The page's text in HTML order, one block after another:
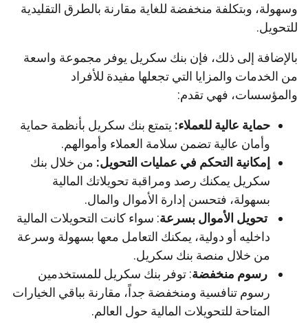
وسهولة، وبتكلفة منخفضة للغاية مقارنة بالطرق التقليدية
للتحويل.
بالإضافة إلى ذلك، فإن بنك سكريل يوفر مجموعة واسعة
من الخدمات والمزايا التي تجعلها مفيدة للأفراد
والمؤسسات، فهي تقدم:
حماية عالية للعملاء: يتمتع بنك سكريل بأنظمة حماية
وأمان عالية تضمن سلامة العملاء وأموالهم.
إمكانية التحكم في عمليات التحويل: من خلال بنك
سكريل يمكنك رصد ومراقبة تحويلاتك المالية
بسهولة، فتحسن إدارة الأموال والمال.
تحويل الأموال بسرعة: سواء كانت التحويلات المالية
داخليه أو دولية، يمكنك التعامل معها بسهولة وسرعة
من خلال منصة بنك سكريل.
رسوم منخفضة: توفر بنك سكريل للمستخدمين
رسوم تنافسية ومنخفضة جداً، مقارنة بباقي الخيارات
المتاحة للتحويلات المالية حول العالم.